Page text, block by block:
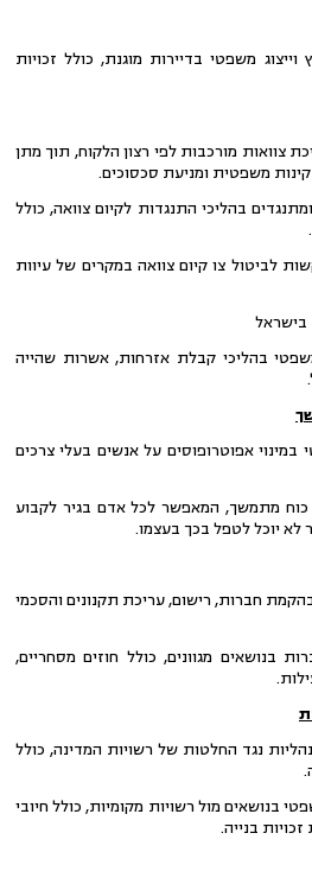
וייצוג משפטי בדיירות מוגנת, כולל זכויות
צוואות מורכבות לפי רצון הלקוח, תוך מתן
משפטית ומניעת סכסוכים.
בהליכי התנגדות לקיום צוואה, כולל
לביטול צו קיום צוואה במקרים של עיוות
בישראל
משפטי בהליכי קבלת אזרחות, אשרות שהייה
במינוי אפוטרופוסים על אנשים בעלי צרכים
כוח מתמשך, המאפשר לכל אדם בגיר לקבוע
לא יוכל לטפל בכך בעצמו.
בהקמת חברות, רישום, עריכת תקנונים והסכמי
בנושאים מגוונים, כולל חוזים מסחריים,
נגד החלטות של רשויות המדינה, כולל
בנושאים מול רשויות מקומיות, כולל חיובי
בנייה.